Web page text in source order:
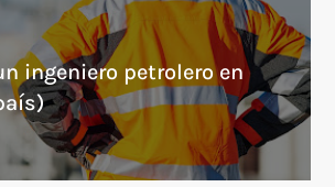
ingeniero petrolero en